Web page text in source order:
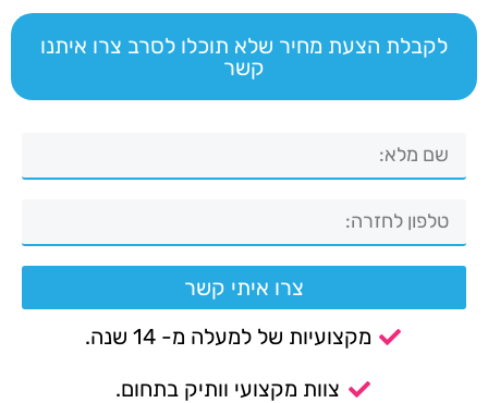
לקבלת הצעת מחיר שלא תוכלו לסרב צרו איתנו
קשר
צרו איתי קשר
מקצועיות של למעלה מ- 14 שנה.
צוות מקצועי וותיק בתחום.